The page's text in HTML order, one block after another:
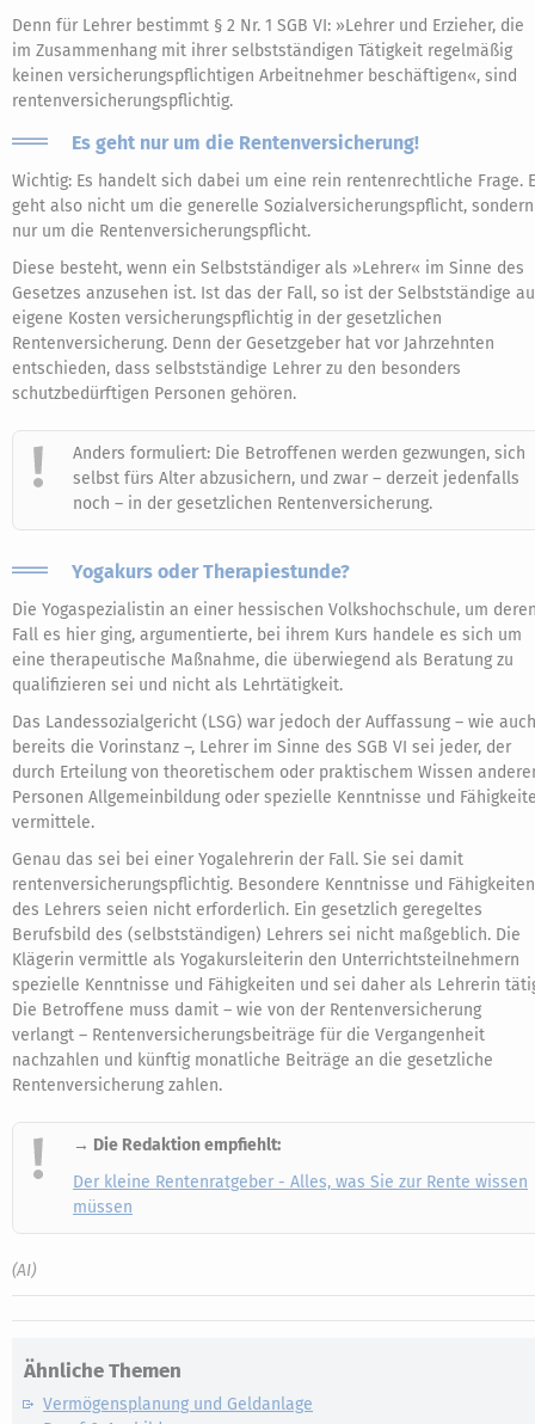
Denn für Lehrer bestimmt § 2 Nr. 1 SGB VI: »Lehrer und Erzieher, die
im Zusammenhang mit ihrer selbstständigen Tätigkeit regelmäßig
keinen versicherungspflichtigen Arbeitnehmer beschäftigen«, sind
rentenversicherungspflichtig.
Es geht nur um die Rentenversicherung!
Wichtig: Es handelt sich dabei um eine rein rentenrechtliche Frage.
geht also nicht um die generelle Sozialversicherungspflicht, sondern
nur um die Rentenversicherungspflicht.
Diese besteht, wenn ein Selbstständiger als »Lehrer« im Sinne des
Gesetzes anzusehen ist. Ist das der Fall, so ist der Selbstständige
eigene Kosten versicherungspflichtig in der gesetzlichen
Rentenversicherung. Denn der Gesetzgeber hat vor Jahrzehnten
entschieden, dass selbstständige Lehrer zu den besonders
schutzbedürftigen Personen gehören.
Anders formuliert: Die Betroffenen werden gezwungen, sich
selbst fürs Alter abzusichern, und zwar – derzeit jedenfalls
noch – in der gesetzlichen Rentenversicherung.
Yogakurs oder Therapiestunde?
Die Yogaspezialistin an einer hessischen Volkshochschule, um
Fall es hier ging, argumentierte, bei ihrem Kurs handele es sich um
eine therapeutische Maßnahme, die überwiegend als Beratung zu
qualifizieren sei und nicht als Lehrtätigkeit.
Das Landessozialgericht (LSG) war jedoch der Auffassung – wie auch
bereits die Vorinstanz –, Lehrer im Sinne des SGB VI sei jeder, der
durch Erteilung von theoretischem oder praktischem Wissen
Personen Allgemeinbildung oder spezielle Kenntnisse und
vermittele.
Genau das sei bei einer Yogalehrerin der Fall. Sie sei damit
rentenversicherungspflichtig. Besondere Kenntnisse und Fähigkeiten
des Lehrers seien nicht erforderlich. Ein gesetzlich geregeltes
Berufsbild des (selbstständigen) Lehrers sei nicht maßgeblich. Die
Klägerin vermittle als Yogakursleiterin den Unterrichtsteilnehmern
spezielle Kenntnisse und Fähigkeiten und sei daher als Lehrerin
Die Betroffene muss damit – wie von der Rentenversicherung
verlangt – Rentenversicherungsbeiträge für die Vergangenheit
nachzahlen und künftig monatliche Beiträge an die gesetzliche
Rentenversicherung zahlen.
→ Die Redaktion empfiehlt:
Der kleine Rentenratgeber - Alles, was Sie zur Rente wissen
müssen
(AI)
Ähnliche Themen
Vermögensplanung und Geldanlage